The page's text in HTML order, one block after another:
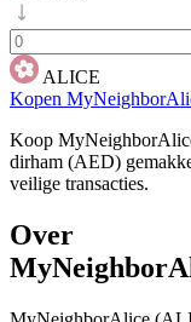
ALICE
Kopen
Koop
dirham (AED)
veilige transacties.
Over